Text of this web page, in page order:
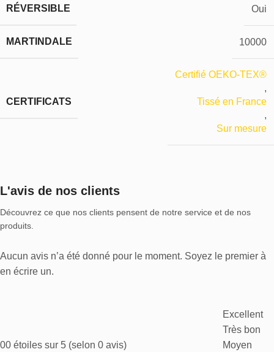
RÉVERSIBLE Oui
MARTINDALE 10000
CERTIFICATS
Certifié OEKO-TEX®
,
Tissé en France
,
Sur mesure
L'avis de nos clients
Découvrez ce que nos clients pensent de notre service et de nos
produits.
Aucun avis n’a été donné pour le moment. Soyez le premier à
en écrire un.
00 étoiles sur 5 (selon 0 avis)
Excellent
Très bon
Moyen